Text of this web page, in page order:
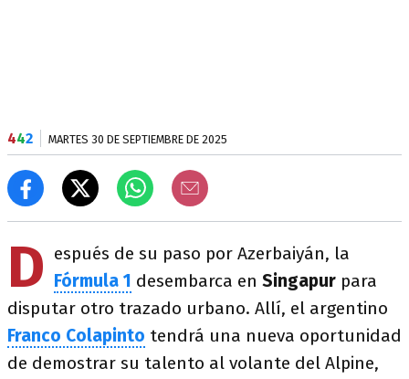
442 MARTES 30 DE SEPTIEMBRE DE 2025
D espués de su paso por Azerbaiyán, la
Fórmula 1 desembarca en Singapur para
disputar otro trazado urbano. Allí, el argentino
Franco Colapinto tendrá una nueva oportunidad
de demostrar su talento al volante del Alpine,